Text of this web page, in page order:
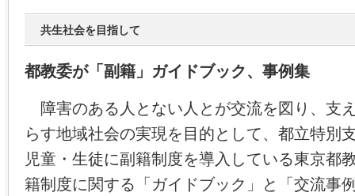
共生社会を目指して
都教委が「副籍」ガイドブック、事例集
障害のある人とない人とが交流を図り、支
らす地域社会の実現を目的として、都立特別
児童・生徒に副籍制度を導入している東京都
籍制度に関する「ガイドブック」と「交流事